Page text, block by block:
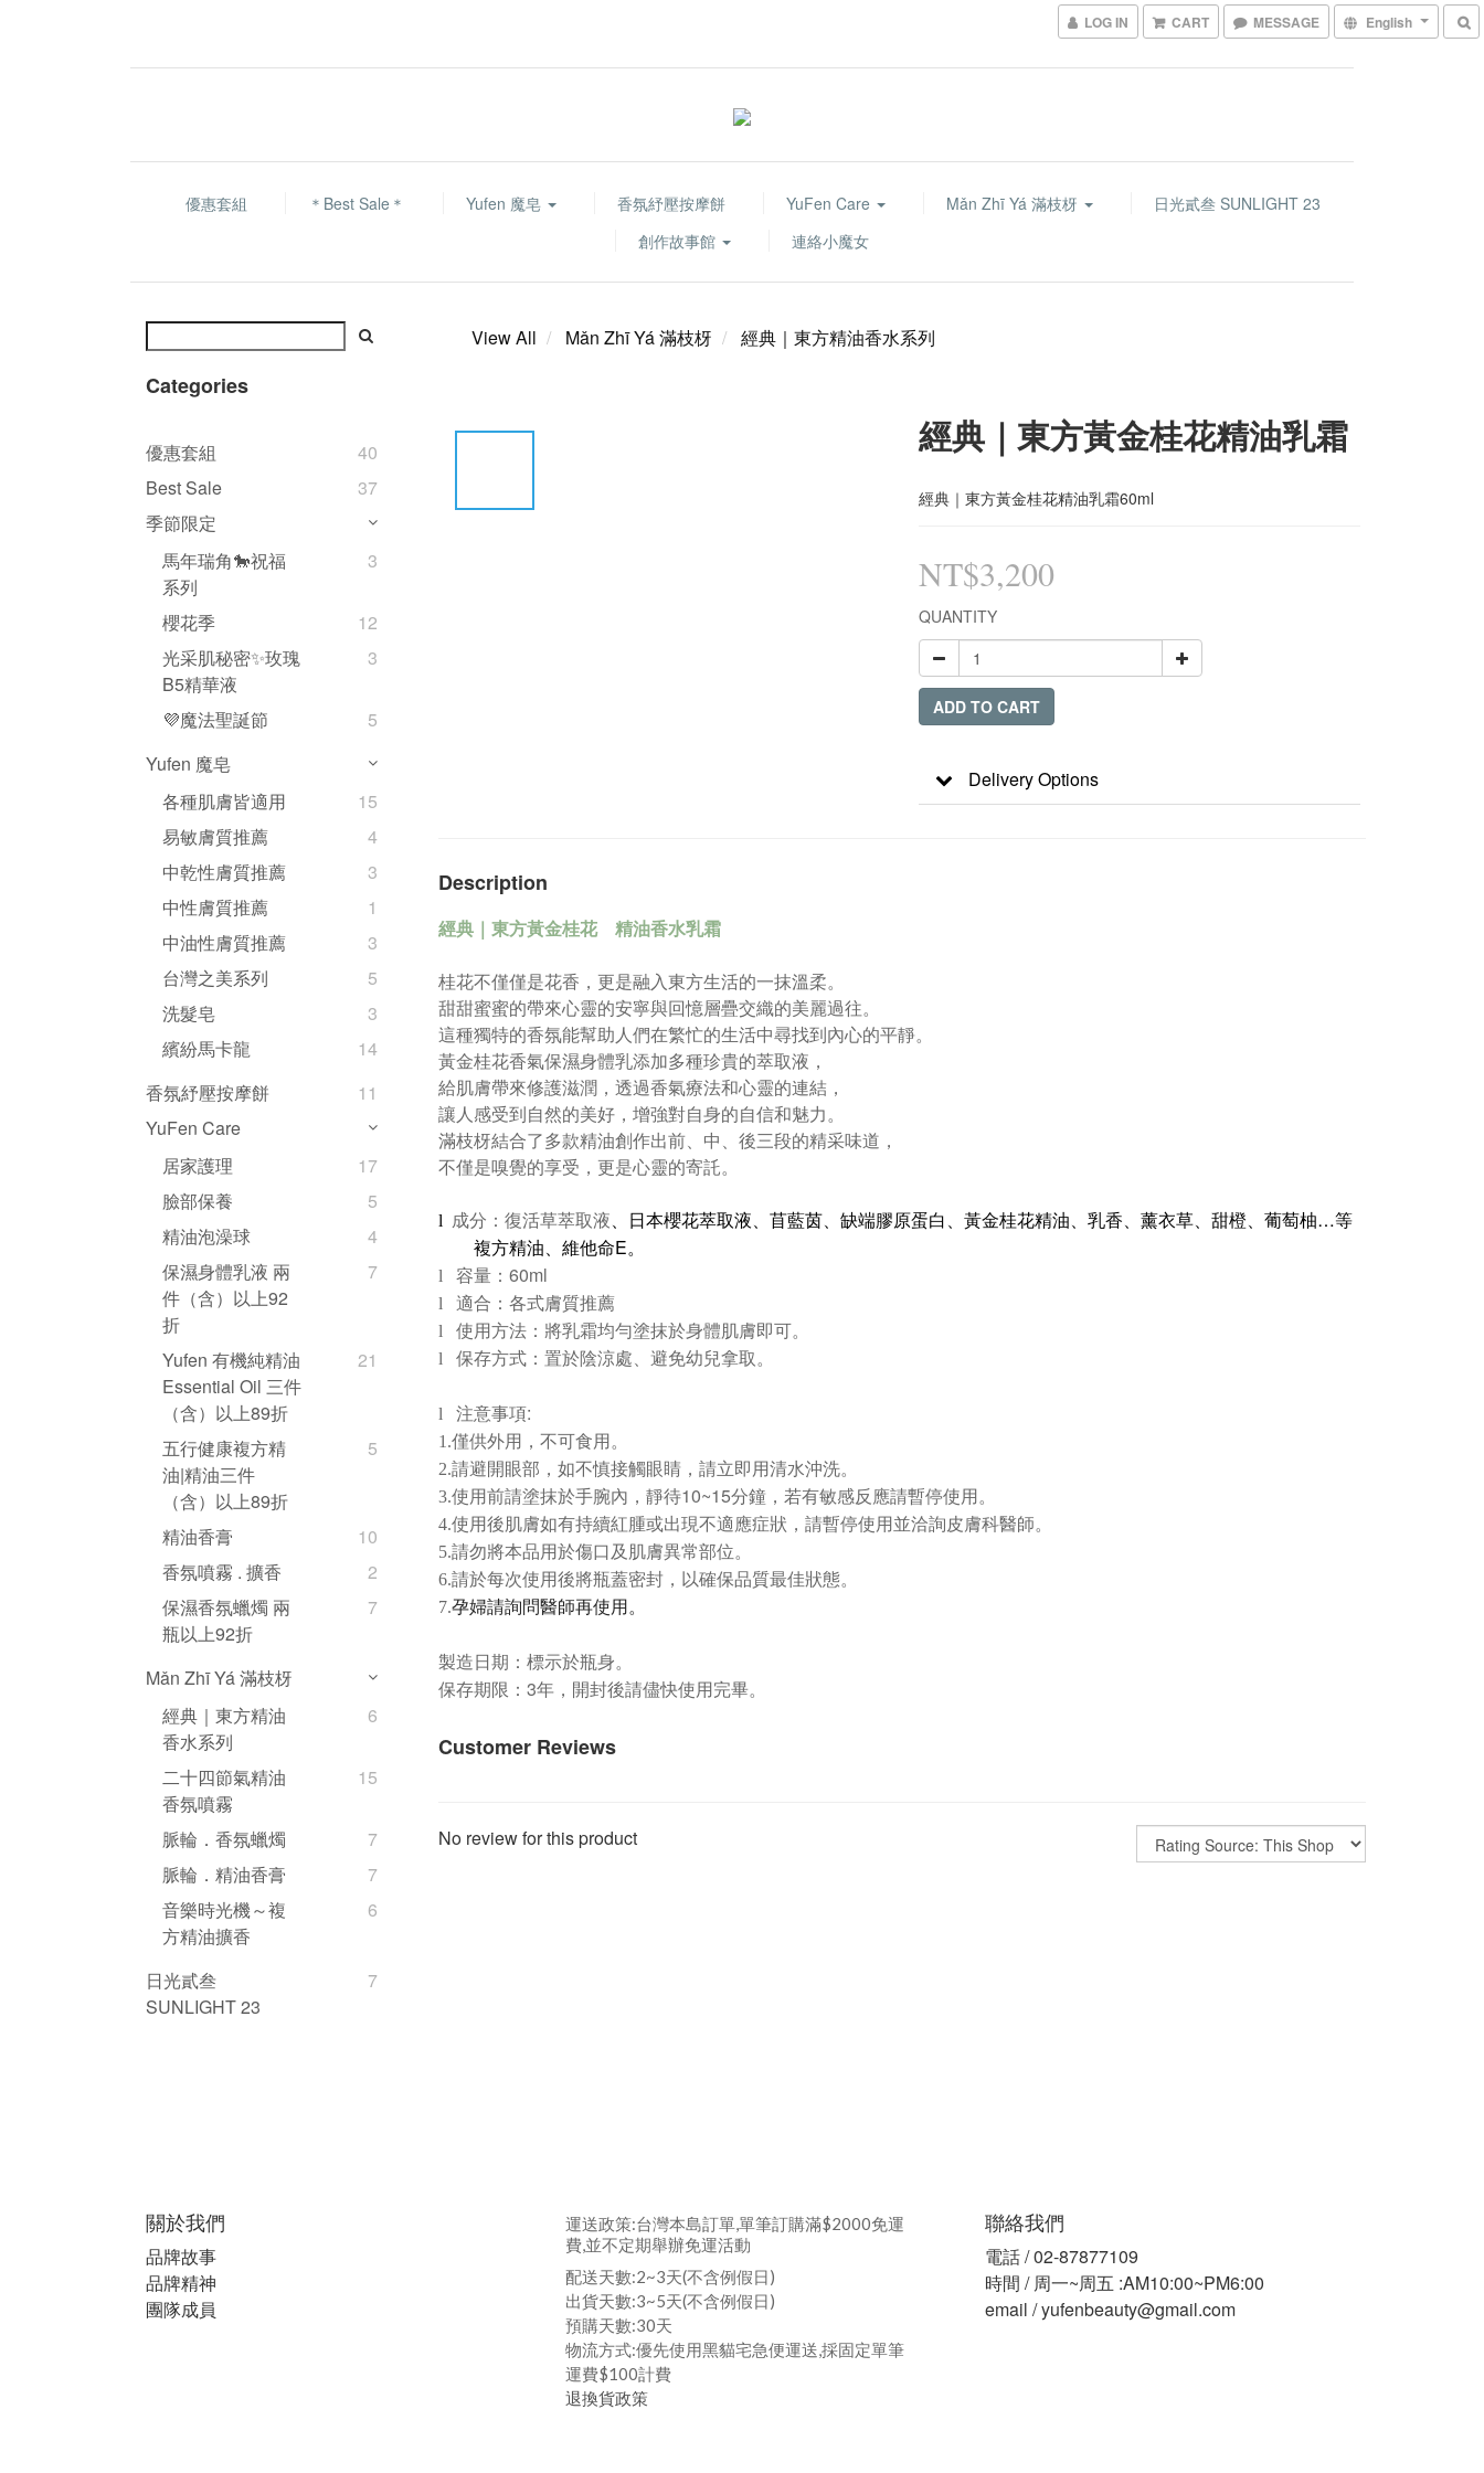
LOG IN CART MESSAGE English
優惠套組 ＊Best Sale＊ Yufen 魔皂 香氛紓壓按摩餅 YuFen Care Mǎn Zhī Yá 滿枝枒
日光貳叁 SUNLIGHT 23
創作故事館
連絡小魔女
Categories
優惠套組
40
Best Sale
37
季節限定
馬年瑞角🐎祝福
系列
3
櫻花季
12
光采肌秘密✨玫瑰
B5精華液
3
💜魔法聖誕節
5
Yufen 魔皂
各種肌膚皆適用
15
易敏膚質推薦
4
中乾性膚質推薦
3
中性膚質推薦
1
中油性膚質推薦
3
台灣之美系列
5
洗髮皂
3
繽紛馬卡龍
14
香氛紓壓按摩餅
11
YuFen Care
居家護理
17
臉部保養
5
精油泡澡球
4
保濕身體乳液 兩
件（含）以上92
折
7
Yufen 有機純精油
Essential Oil 三件
（含）以上89折
21
五行健康複方精
油|精油三件
（含）以上89折
5
精油香膏
10
香氛噴霧 . 擴香
2
保濕香氛蠟燭 兩
瓶以上92折
7
Mǎn Zhī Yá 滿枝枒
經典｜東方精油
香水系列
6
二十四節氣精油
香氛噴霧
15
脈輪．香氛蠟燭
7
脈輪．精油香膏
7
音樂時光機～複
方精油擴香
6
日光貳叁
SUNLIGHT 23
7
View All Mǎn Zhī Yá 滿枝枒 經典｜東方精油香水系列
經典｜東方黃金桂花精油乳霜
經典｜東方黃金桂花精油乳霜60ml
NT$3,200
QUANTITY
ADD TO CART
Delivery Options
Description
經典｜東方黃金桂花 精油香水乳霜
桂花不僅僅是花香，更是融入東方生活的一抹溫柔。
甜甜蜜蜜的帶來心靈的安寧與回憶層疊交織的美麗過往。
這種獨特的香氛能幫助人們在繁忙的生活中尋找到內心的平靜。
黃金桂花香氣保濕身體乳添加多種珍貴的萃取液，
給肌膚帶來修護滋潤，透過香氣療法和心靈的連結，
讓人感受到自然的美好，增強對自身的自信和魅力。
滿枝枒結合了多款精油創作出前、中、後三段的精采味道，
不僅是嗅覺的享受，更是心靈的寄託。
l 成分：復活草萃取液、日本櫻花萃取液、苜藍茵、缺端膠原蛋白、黃金桂花精油、乳香、薰衣草、甜橙、葡萄柚…等
複方精油、維他命E。
l 容量： 60ml
l
適合：各式膚質推薦
l
使用方法：將乳霜均勻塗抹於身體肌膚即可。
l
保存方式：置於陰涼處、避免幼兒拿取。
l 注意事項:
1.僅供外用，不可食用。
2.請避開眼部，如不慎接觸眼睛，請立即用清水沖洗。
3.使用前請塗抹於手腕內，靜待10~15分鐘，若有敏感反應請暫停使用。
4.使用後肌膚如有持續紅腫或出現不適應症狀，請暫停使用並洽詢皮膚科醫師。
5.請勿將本品用於傷口及肌膚異常部位。
6.請於每次使用後將瓶蓋密封，以確保品質最佳狀態。
7.孕婦請詢問醫師再使用。
製造日期：標示於瓶身。
保存期限： 3年，開封後請儘快使用完畢。
Customer Reviews
No review for this product
關於我們
品牌故事
品牌精神
團隊成員
運送政策:台灣本島訂單,單筆訂購滿$2000免運
費,並不定期舉辦免運活動
配送天數:2~3天(不含例假日)
出貨天數:3~5天(不含例假日)
預購天數:30天
物流方式:優先使用黑貓宅急便運送,採固定單筆
運費$100計費
退換貨政策
聯絡我們
電話 / 02-87877109
時間 / 周一~周五 :AM10:00~PM6:00
email / yufenbeauty@gmail.com